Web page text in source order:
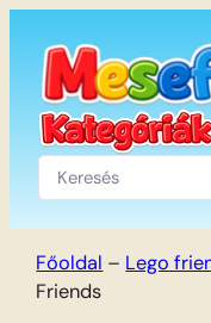
tartalomhoz
Keresés
Főoldal – Lego
Friends